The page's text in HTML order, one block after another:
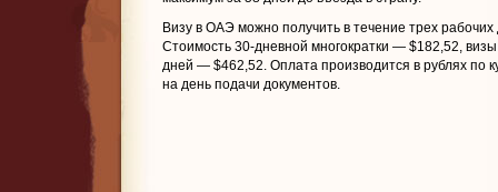
Визу в ОАЭ можно получить в течение трех рабочих
Стоимость 30-дневной многократки — $182,52,
дней — $462,52. Оплата производится в рублях по
на день подачи документов.